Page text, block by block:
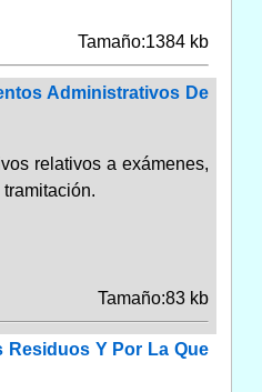
Tamaño:1384 kb
Administrativos De
relativos a exámenes,
Tamaño:83 kb
Residuos Y Por La Que